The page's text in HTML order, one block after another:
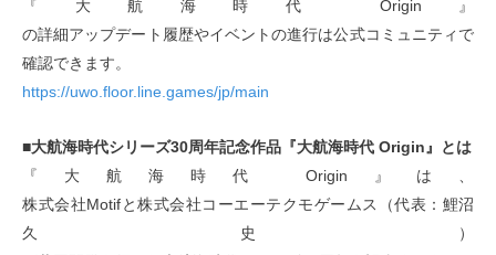
『大航海時代 Origin』
の詳細アップデート履歴やイベントの進行は公式コミュニティで
確認できます。
https://uwo.floor.line.games/jp/main
■大航海時代シリーズ30周年記念作品『大航海時代 Origin』とは
『大航海時代 Origin』は、
株式会社Motifと株式会社コーエーテクモゲームス（代表：鯉沼
久史）